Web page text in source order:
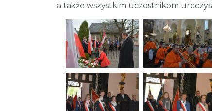
a także wszystkim uczestnikom